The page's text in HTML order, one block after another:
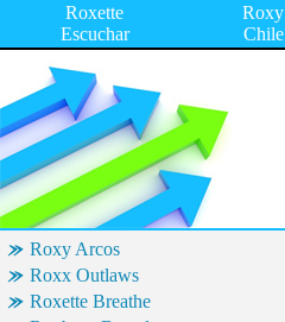
Roxette
Escuchar
Roxy
Chile
Roxy Arcos
Roxx Outlaws
Roxette Breathe